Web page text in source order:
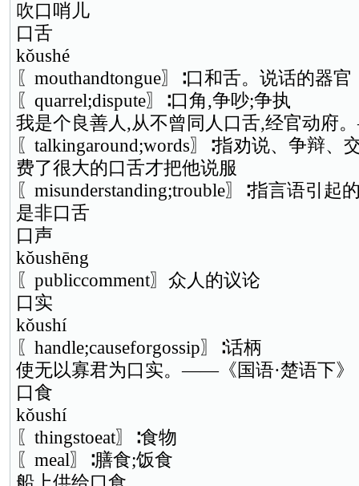
吹口哨儿
口舌
kǒushé
〖mouthandtongue〗∶口和舌。说话的器官
〖quarrel;dispute〗∶口角,争吵;争执
我是个良善人,从不曾同人口舌,经官动府
〖talkingaround;words〗∶指劝说、争辩、
费了很大的口舌才把他说服
〖misunderstanding;trouble〗∶指言语引起
是非口舌
口声
kǒushēng
〖publiccomment〗众人的议论
口实
kǒushí
〖handle;causeforgossip〗∶话柄
使无以寡君为口实。——《国语·楚语下》
口食
kǒushí
〖thingstoeat〗∶食物
〖meal〗∶膳食;饭食